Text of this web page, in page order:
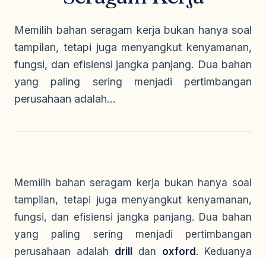
Seragam Cleaning Service
Memilih bahan seragam kerja bukan hanya soal
tampilan, tetapi juga menyangkut kenyamanan,
fungsi, dan efisiensi jangka panjang. Dua bahan
yang paling sering menjadi pertimbangan
perusahaan adalah...
Memilih bahan seragam kerja bukan hanya soal
tampilan, tetapi juga menyangkut kenyamanan,
fungsi, dan efisiensi jangka panjang. Dua bahan
yang paling sering menjadi pertimbangan
perusahaan adalah drill dan oxford . Keduanya